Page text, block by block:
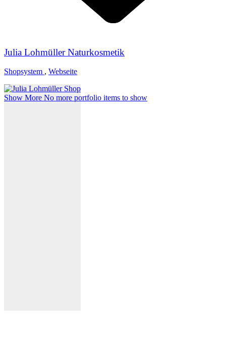
Julia Lohmüller Naturkosmetik
Shopsystem , Webseite
Show More No more portfolio items to show